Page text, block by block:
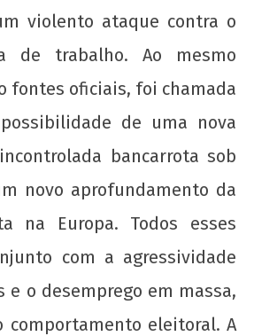
violento ataque contra o
de trabalho. Ao mesmo
fontes oficiais, foi chamada
de uma nova
bancarrota sob
novo aprofundamento da
na Europa. Todos esses
com a agressividade
e o desemprego em massa,
comportamento eleitoral. A